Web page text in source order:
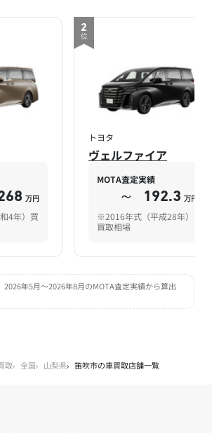
万円
4年）買
2
位
トヨタ
ヴェルファイア
MOTA査定実績
～ 192.3 万円
※2016年式（平成28年）
買取相場
年5月～2026年8月のMOTA査定実績から算出
取 全国 山梨県 笛吹市の車買取店舗一覧